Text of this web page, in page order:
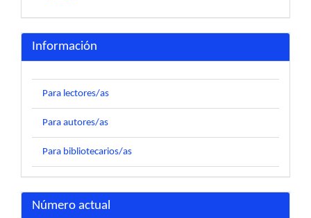
Información
Para lectores/as
Para autores/as
Para bibliotecarios/as
Número actual